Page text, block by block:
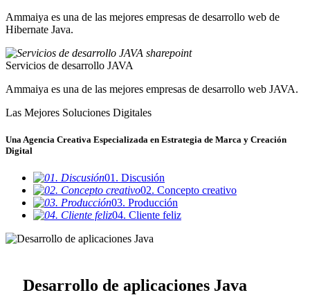
Ammaiya es una de las mejores empresas de desarrollo web de
Hibernate Java.
Servicios de desarrollo JAVA
Ammaiya es una de las mejores empresas de desarrollo web JAVA.
Las Mejores Soluciones Digitales
Una Agencia Creativa Especializada en Estrategia de Marca y Creación
Digital
01. Discusión
02. Concepto creativo
03. Producción
04. Cliente feliz
Desarrollo de aplicaciones Java